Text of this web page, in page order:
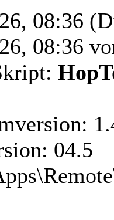
08:36
08:36
04.5